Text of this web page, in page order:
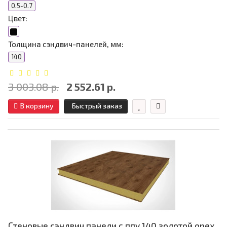
0.5-0.7
Цвет:
Толщина сэндвич-панелей, мм:
140
3 003.08 р. 2 552.61 р.
В корзину Быстрый заказ